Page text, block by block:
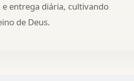
entrega diária, cultivando
de Deus.